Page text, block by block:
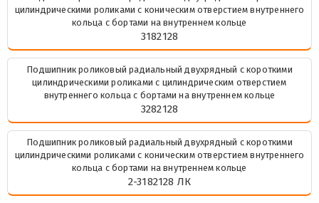
цилиндрическими роликами с коническим отверстием внутреннего
кольца с бортами на внутреннем кольце
3182128
Подшипник роликовый радиальный двухрядный с короткими
цилиндрическими роликами с цилиндрическим отверстием
внутреннего кольца с бортами на внутреннем кольце
3282128
Подшипник роликовый радиальный двухрядный с короткими
цилиндрическими роликами с коническим отверстием внутреннего
кольца с бортами на внутреннем кольце
2-3182128 ЛК